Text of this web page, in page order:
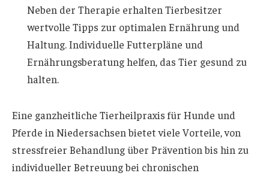
Neben der Therapie erhalten Tierbesitzer
wertvolle Tipps zur optimalen Ernährung und
Haltung. Individuelle Futterpläne und
Ernährungsberatung helfen, das Tier gesund zu
halten.
Eine ganzheitliche Tierheilpraxis für Hunde und
Pferde in Niedersachsen bietet viele Vorteile, von
stressfreier Behandlung über Prävention bis hin zu
individueller Betreuung bei chronischen